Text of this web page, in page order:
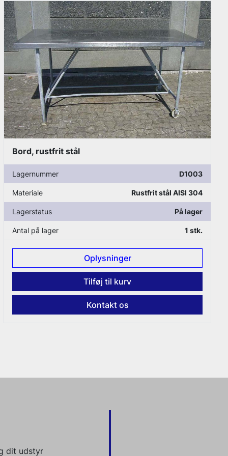
Bord, rustfrit stål
Lagernummer D1006
Materiale Rustfrit stål AISI 304
Lagerstatus På lager
Antal på lager 2 stk.
Oplysninger
Tilføj til kurv
Kontakt os
dit udstyr